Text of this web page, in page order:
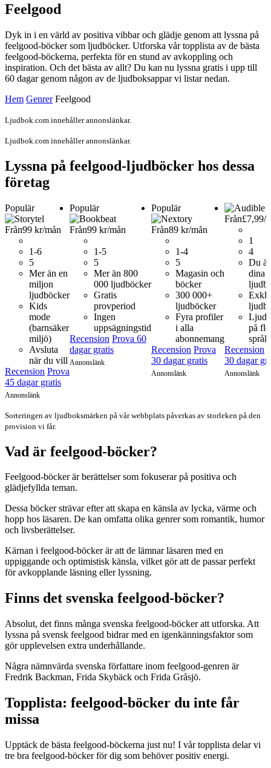
Feelgood
Dyk in i en värld av positiva vibbar och glädje genom att lyssna på
feelgood-böcker som ljudböcker. Utforska vår topplista av de bästa
feelgood-böckerna, perfekta för en stund av avkoppling och
inspiration. Och det bästa av allt? Du kan nu lyssna gratis i upp till
60 dagar genom någon av de ljudboksappar vi listar nedan.
Hem Genrer Feelgood
Ljudbok.com innehåller annonslänkar.
Ljudbok.com innehåller annonslänkar.
Lyssna på feelgood-ljudböcker hos dessa
företag
Populär
Från99 kr/mån
1-6
5
Mer än en
miljon
ljudböcker
Kids
mode
(barnsäker
miljö)
Avsluta
när du vill
Recension Prova
45 dagar gratis
Annonslänk
Populär
Från99 kr/mån
1-5
5
Mer än 800
000 ljudböcker
Gratis
provperiod
Ingen
uppsägningstid
Recension Prova 60
dagar gratis
Annonslänk
Populär
Från89 kr/mån
1-4
5
Magasin och
böcker
300 000+
ljudböcker
Fyra profiler
i alla
abonnemang
Recension Prova
30 dagar gratis
Annonslänk
Från£7,99/
1
4
Du
dina
på
språk
Recension
30 dagar
Annonslänk
Sorteringen av ljudboksmärken på vår webbplats påverkas av storleken på den
provision vi får.
Vad är feelgood-böcker?
Feelgood-böcker är berättelser som fokuserar på positiva och
glädjefyllda teman.
Dessa böcker strävar efter att skapa en känsla av lycka, värme och
hopp hos läsaren. De kan omfatta olika genrer som romantik, humor
och livsberättelser.
Kärnan i feelgood-böcker är att de lämnar läsaren med en
uppiggande och optimistisk känsla, vilket gör att de passar perfekt
för avkopplande läsning eller lyssning.
Finns det svenska feelgood-böcker?
Absolut, det finns många svenska feelgood-böcker att utforska. Att
lyssna på svensk feelgood bidrar med en igenkänningsfaktor som
gör upplevelsen extra underhållande.
Några nämnvärda svenska författare inom feelgood-genren är
Fredrik Backman, Frida Skybäck och Frida Gråsjö.
Topplista: feelgood-böcker du inte får
missa
Upptäck de bästa feelgood-böckerna just nu! I vår topplista delar vi
tre bra feelgood-böcker för dig som behöver positiv energi.